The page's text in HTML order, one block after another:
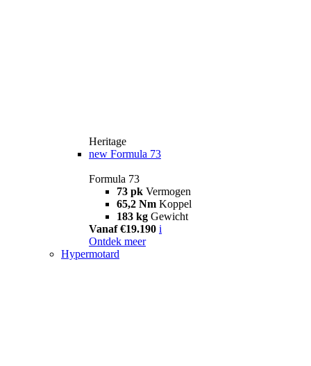
Heritage
new Formula 73
Formula 73
73 pk Vermogen
65,2 Nm Koppel
183 kg Gewicht
Vanaf €19.190 i
Ontdek meer
Hypermotard